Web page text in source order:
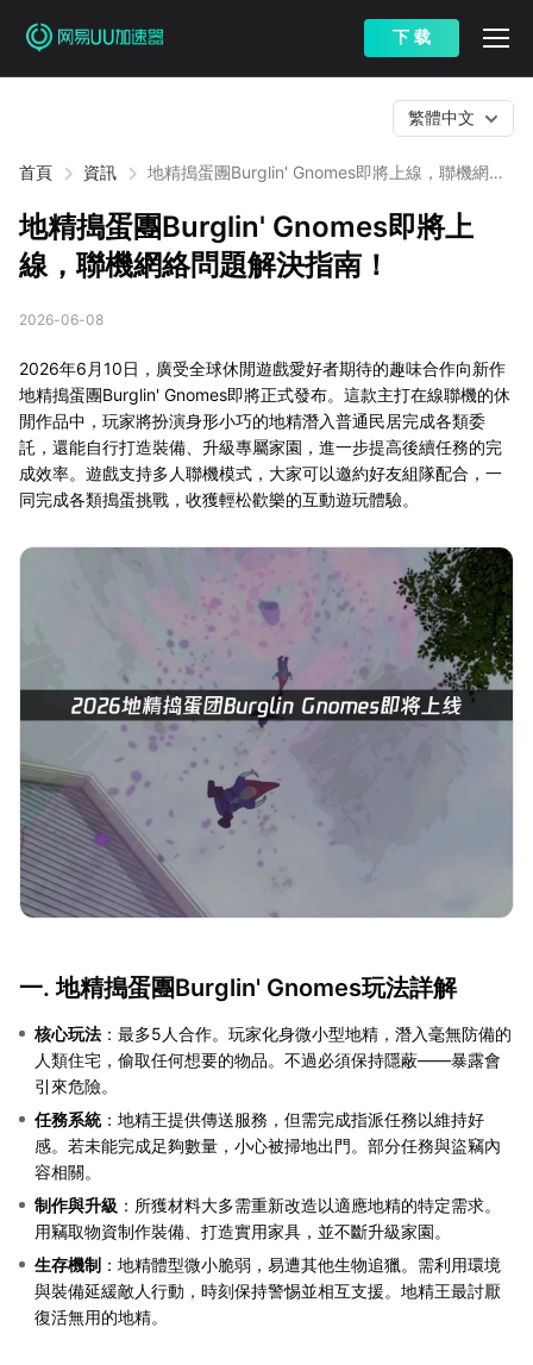
下 载
首頁 資訊
地精搗蛋團Burglin' Gnomes即將上線，聯機網絡
繁體中文
地精搗蛋團Burglin' Gnomes即將上
線，聯機網絡問題解決指南！
2026-06-08
2026年6月10日，廣受全球休閒遊戲愛好者期待的趣味合作向新作
地精搗蛋團Burglin' Gnomes即將正式發布。這款主打在線聯機的休
閒作品中，玩家將扮演身形小巧的地精潛入普通民居完成各類委
託，還能自行打造裝備、升級專屬家園，進一步提高後續任務的完
成效率。遊戲支持多人聯機模式，大家可以邀約好友組隊配合，一
同完成各類搗蛋挑戰，收獲輕松歡樂的互動遊玩體驗。
一. 地精搗蛋團Burglin' Gnomes玩法詳解
核心玩法 ：最多5人合作。玩家化身微小型地精，潛入毫無防備的
人類住宅，偷取任何想要的物品。不過必須保持隱蔽——暴露會
引來危險。
任務系統：地精王提供傳送服務，但需完成指派任務以維持好
感。若未能完成足夠數量，小心被掃地出門。部分任務與盜竊內
容相關。
制作與升級 ：所獲材料大多需重新改造以適應地精的特定需求。
用竊取物資制作裝備、打造實用家具，並不斷升級家園。
生存機制 ：地精體型微小脆弱，易遭其他生物追獵。需利用環境
與裝備延緩敵人行動，時刻保持警惕並相互支援。地精王最討厭
復活無用的地精。